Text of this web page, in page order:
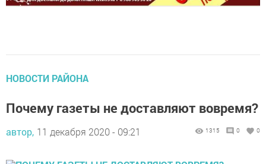
НОВОСТИ РАЙОНА
Почему газеты не доставляют вовремя?
автор, 11 декабря 2020 - 09:21 1315 0 0